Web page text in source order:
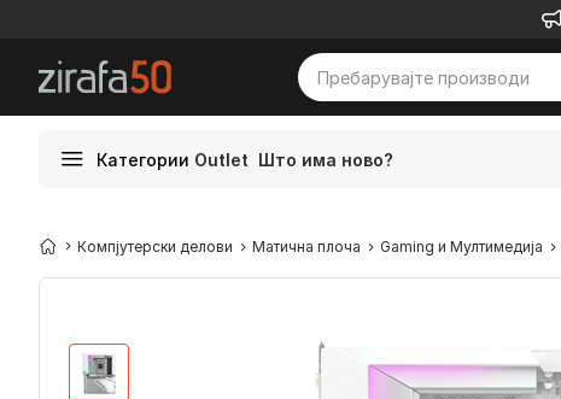
Категории Outlet Што има ново?
Компјутерски делови Матична плоча Gaming и Мултимедија